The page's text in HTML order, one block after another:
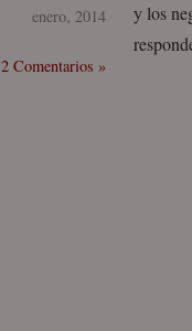
enero, 2014
2 Comentarios »
y los